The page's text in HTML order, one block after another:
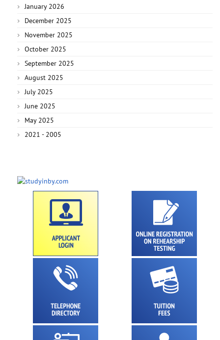
January 2026
December 2025
November 2025
October 2025
September 2025
August 2025
July 2025
June 2025
May 2025
2021 - 2005